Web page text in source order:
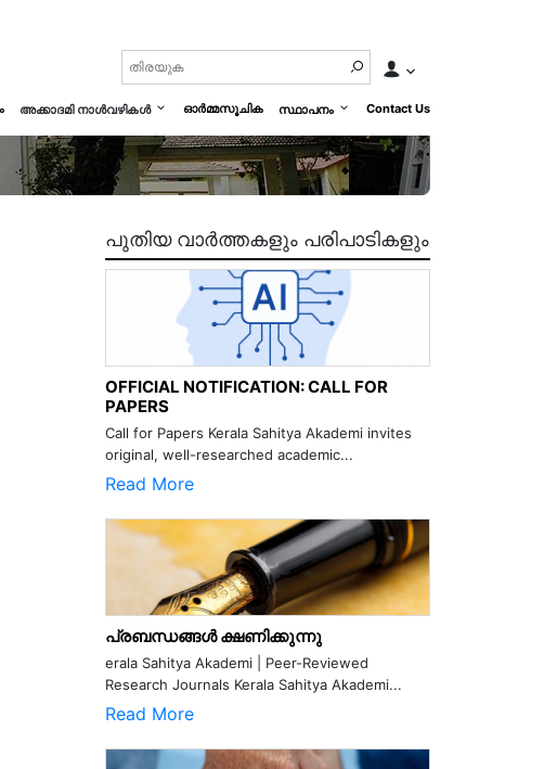
അക്കാദമി നാൾവഴികൾ ഓർമ്മസൂചിക സ്ഥാപനം Contact Us
പുതിയ വാർത്തകളും പരിപാടികളും
OFFICIAL NOTIFICATION: CALL FOR
PAPERS
Call for Papers Kerala Sahitya Akademi invites
original, well-researched academic...
Read More
പ്രബന്ധങ്ങൾ ക്ഷണിക്കുന്നു
erala Sahitya Akademi | Peer-Reviewed
Research Journals Kerala Sahitya Akademi...
Read More